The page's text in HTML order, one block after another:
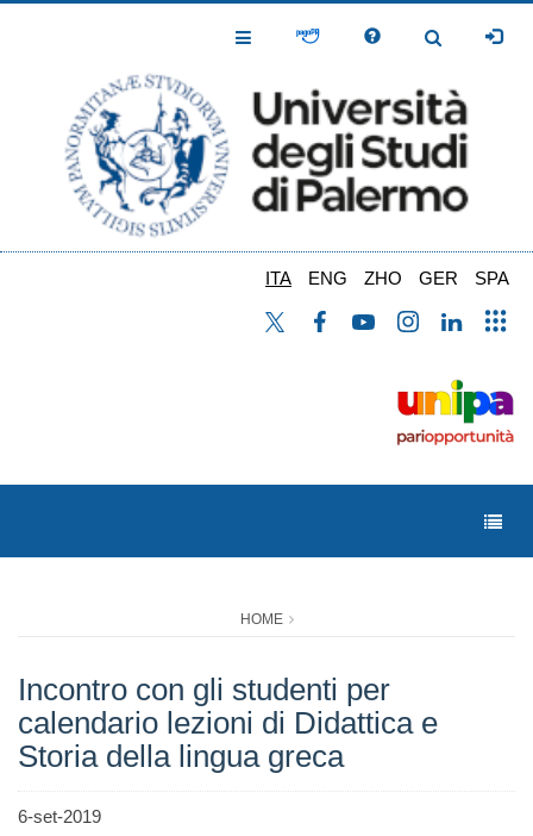
Toggle
Toggle
ITA ENG ZHO GER SPA
HOME
Incontro con gli studenti per
calendario lezioni di Didattica e
Storia della lingua greca
6-set-2019